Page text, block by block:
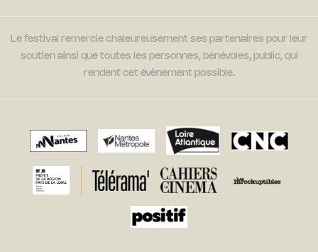
Le festival remercie chaleureusement ses partenaires pour leur
soutien ainsi que toutes les personnes, bénévoles, public, qui
rendent cet évènement possible.